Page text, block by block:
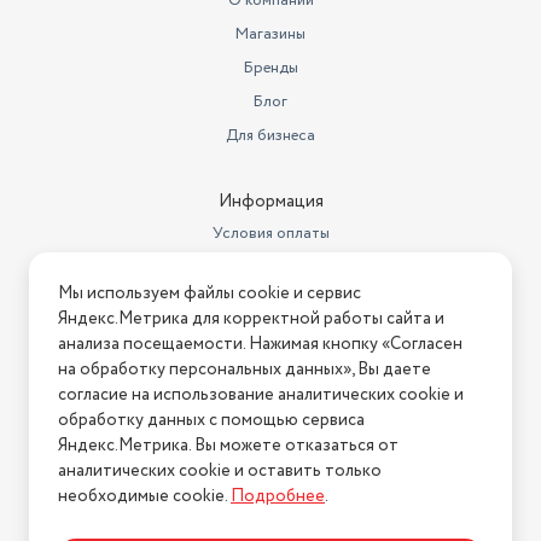
колодезный
Максимальная температура
60
елочка 3/4 дюйм
Уровень загрязнения воды
чистая вода
Защита от сухого хода
Материал крыльчатки
алюминий
Вес без упаковки (кг)
3
Длина товара в упаковке, в
метрах
0.32
Ширина товара в упаковке, в
Магазины
Бренды
Блог
Для бизнеса
Информация
Условия оплаты
Условия возврата
Нашли ошибку на сайте? Напишите нам
2026 © Интернет-магазин "АстМаркет". У нас есть всё!
Политика конфиденциальности
Мы используем файлы cookie и сервис
Яндекс.Метрика для корректной работы сайта и
анализа посещаемости. Нажимая кнопку «Согласен
на обработку персональных данных», Вы даете
согласие на использование аналитических cookie и
обработку данных с помощью сервиса
Яндекс.Метрика. Вы можете отказаться от
аналитических cookie и оставить только
необходимые cookie.Подробнее.